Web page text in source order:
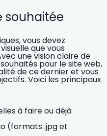
souhaitée
vous devez
que vous
une vision claire de
pour le site web,
de ce dernier et vous
Voici les principaux
à faire ou déjà
(formats .jpg et